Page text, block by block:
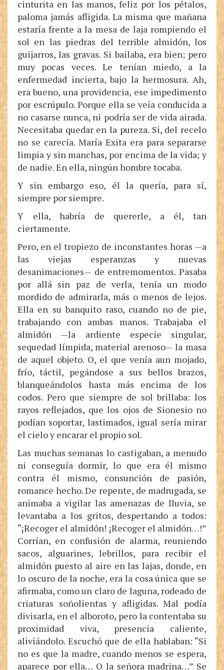
cinturita en las manos, feliz por los pétalos,
paloma jamás afligida. La misma que mañana
estaría frente a la mesa de laja rompiendo el
sol en las piedras del terrible almidón, los
guijarros, las gravas. Si bailaba, era bien; pero
muy pocas veces. Le tenían miedo, a la
enfermedad incierta, bajo la hermosura. Ah,
era bueno, una providencia, ese impedimento
por escrúpulo. Porque ella se veía conducida a
no casarse nunca, ni podría ser de vida airada.
Necesitaba quedar en la pureza. Si, del recelo
no se carecía. María Exita era para separarse
limpia y sin manchas, por encima de la vida; y
de nadie. En ella, ningún hombre tocaba.
Y sin embargo eso, él la quería, para sí,
siempre por siempre.
Y ella, habría de quererle, a él, tan
ciertamente.
Pero, en el tropiezo de inconstantes horas —a
las viejas esperanzas y nuevas
desanimaciones— de entremomentos. Pasaba
por allá sin paz de verla, tenía un modo
mordido de admirarla, más o menos de lejos.
Ella en su banquito raso, cuando no de pie,
trabajando con ambas manos. Trabajaba el
almidón —la ardiente especie singular,
sequedad límpida, material arenoso— la masa
de aquel objeto. O, el que venía aun mojado,
frío, táctil, pegándose a sus bellos brazos,
blanqueándolos hasta más encima de los
codos. Pero que siempre de sol brillaba: los
rayos reflejados, que los ojos de Sionesio no
podían soportar, lastimados, igual sería mirar
el cielo y encarar el propio sol.
Las muchas semanas lo castigaban, a menudo
ni conseguía dormir, lo que era él mismo
contra él mismo, consunción de pasión,
romance hecho. De repente, de madrugada, se
animaba a vigilar las amenazas de lluvia, se
levantaba a los gritos, despertando a todos:
“¡Recoger el almidón! ¡Recoger el almidón…!”
Corrían, en confusión de alarma, reuniendo
sacos, alguarines, lebrillos, para recibir el
almidón puesto al aire en las lajas, donde, en
lo oscuro de la noche, era la cosa única que se
afirmaba, como un claro de laguna, rodeado de
criaturas soñolientas y afligidas. Mal podía
divisarla, en el alboroto, pero la contentaba su
proximidad viva, presencia caliente,
aliviándolo. Escuchó que de ella hablaban: “Si
no es que la madre, cuando menos se espera,
aparece por ella… O la señora madrina…” Se